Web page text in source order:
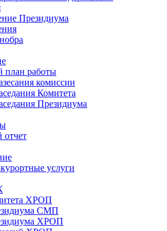
Президиума
работы
комиссии
Комитета
Президиума
услуги
ХРОП
СМП
ХРОП